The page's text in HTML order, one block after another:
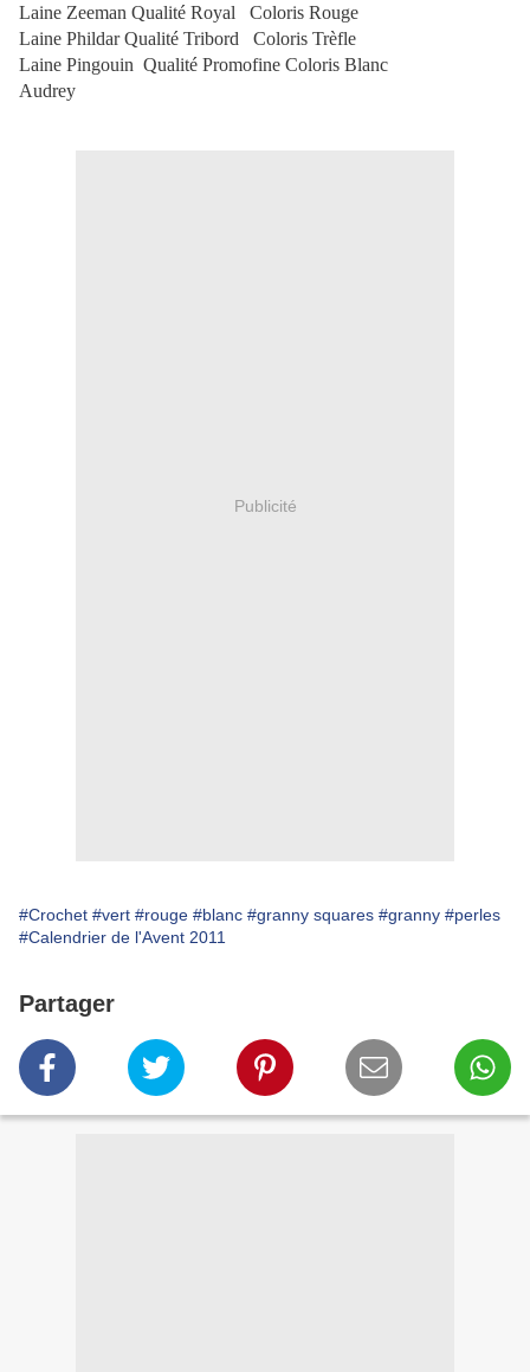
Laine Zeeman Qualité Royal Coloris Rouge
Laine Phildar Qualité Tribord Coloris Trèfle
Laine Pingouin Qualité Promofine Coloris Blanc
Audrey
Publicité
#Crochet #vert #rouge #blanc #granny squares #granny #perles
#Calendrier de l'Avent 2011
Partager